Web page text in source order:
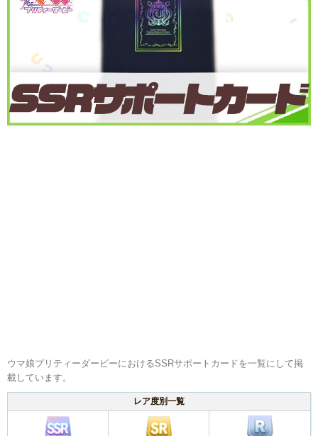
ウマ娘プリティーダービーにおけるSSRサポートカードを一覧にして掲
載しています。
レア度別一覧